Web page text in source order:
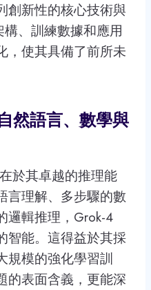
創新性的核心技術與
、訓練數據和應用
，使其具備了前所未
然語言、數學與
於其卓越的推理能
言理解、多步驟的數
邏輯推理，Grok-4
智能。這得益於其採
規模的強化學習訓
的表面含義，更能深